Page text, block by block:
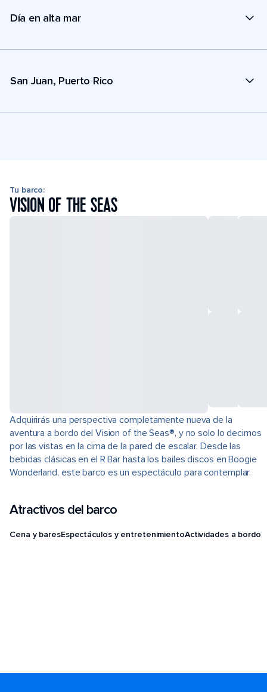
Día en alta mar
San Juan, Puerto Rico
Tu barco:
VISION OF THE SEAS
Adquirirás una perspectiva completamente nueva de la
aventura a bordo del Vision of the Seas®, y no solo lo decimos
por las vistas en la cima de la pared de escalar. Desde las
bebidas clásicas en el R Bar hasta los bailes discos en Boogie
Wonderland, este barco es un espectáculo para contemplar.
Atractivos del barco
Cena y baresEspectáculos y entretenimientoActividades a bordo